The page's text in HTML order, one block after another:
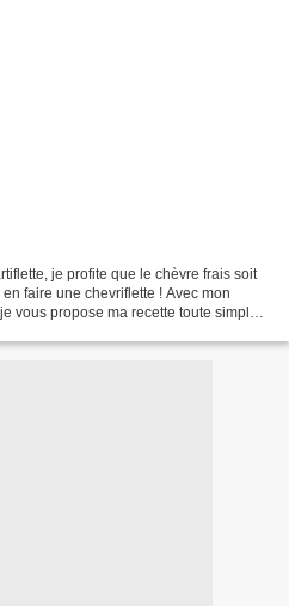
je profite que le chèvre frais soit
faire une chevriflette ! Avec mon
vous propose ma recette toute simple :